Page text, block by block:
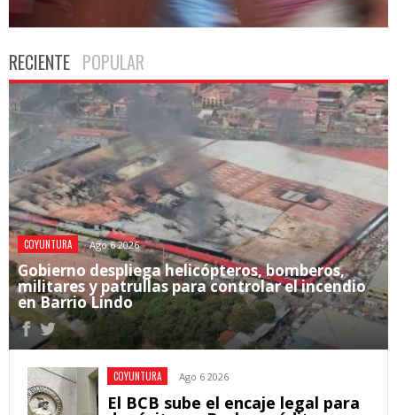
RECIENTE POPULAR
COYUNTURA Ago 6 2026
Gobierno despliega helicópteros, bomberos,
militares y patrullas para controlar el incendio
en Barrio Lindo
COYUNTURA Ago 6 2026
El BCB sube el encaje legal para